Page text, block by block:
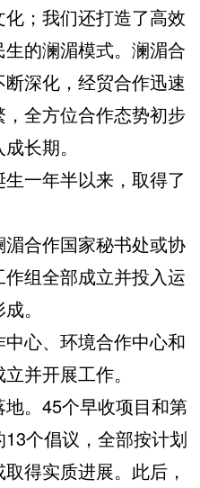
；我们还打造了高效
的澜湄模式。澜湄合
深化，经贸合作迅速
全方位合作态势初步
长期。
一年半以来，取得了
合作国家秘书处或协
组全部成立并投入运
。
心、环境合作中心和
并开展工作。
。45个早收项目和第
个倡议，全部按计划
得实质进展。此后，